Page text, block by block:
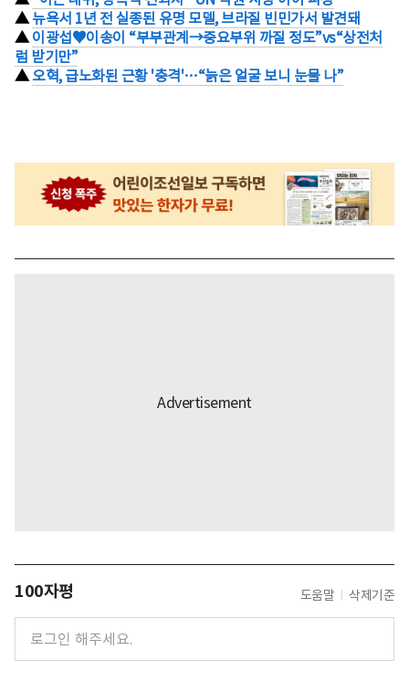
▲ 뉴욕서 1년 전 실종된 유명 모델, 브라질 빈민가서 발견돼
▲ 이광섭♥이송이 “부부관계→중요부위 까질 정도”vs“상전처
럼 받기만”
▲ 오혁, 급노화된 근황 '충격'…“늙은 얼굴 보니 눈물 나”
100자평 도움말 삭제기준